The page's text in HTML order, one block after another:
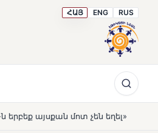
ՀԱՅ ENG RUS
չեն եղել» HOT Լեռնահովիտի